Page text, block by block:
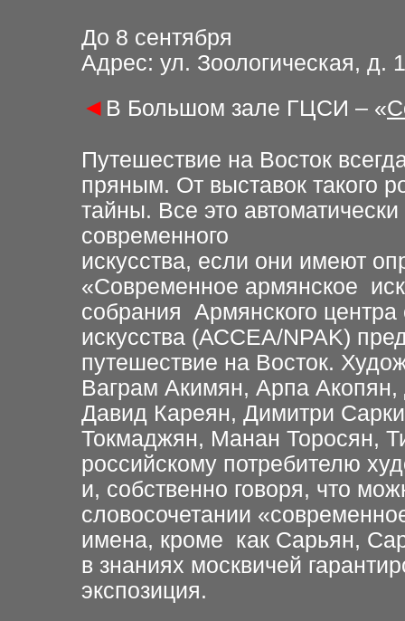
До 8 сентября
Адрес: ул. Зоологическая, д.
◄ В Большом зале ГЦСИ – «
Путешествие на Восток
пряным. От выставок такого
тайны. Все это
современного
искусства, если они имеют
«Современное армянское
собрания Армянского
искусства (АССЕА/NPAK)
путешествие на Восток.
Ваграм Акимян, Арпа
Давид Кареян, Димитри
Токмаджян, Манан Торосян,
российскому потребителю
и, собственно говоря, что
словосочетании
имена, кроме как Сарьян,
в знаниях москвичей
экспозиция.